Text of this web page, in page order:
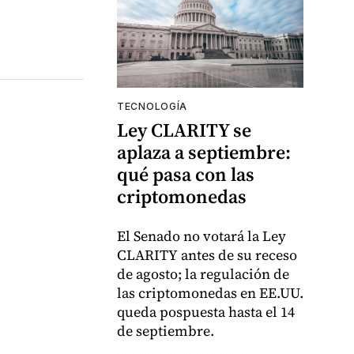
TECNOLOGÍA
Ley CLARITY se
aplaza a septiembre:
qué pasa con las
criptomonedas
El Senado no votará la Ley
CLARITY antes de su receso
de agosto; la regulación de
las criptomonedas en EE.UU.
queda pospuesta hasta el 14
de septiembre.